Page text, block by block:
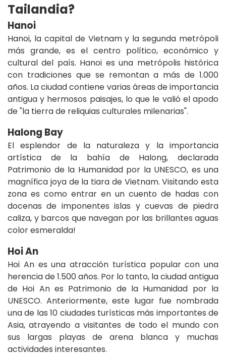
Tailandia?
Hanoi
Hanoi, la capital de Vietnam y la segunda metrópoli
más grande, es el centro político, económico y
cultural del país. Hanoi es una metrópolis histórica
con tradiciones que se remontan a más de 1.000
años. La ciudad contiene varias áreas de importancia
antigua y hermosos paisajes, lo que le valió el apodo
de "la tierra de reliquias culturales milenarias".
Halong Bay
El esplendor de la naturaleza y la importancia
artística de la bahía de Halong, declarada
Patrimonio de la Humanidad por la UNESCO, es una
magnífica joya de la tiara de Vietnam. Visitando esta
zona es como entrar en un cuento de hadas con
docenas de imponentes islas y cuevas de piedra
caliza, y barcos que navegan por las brillantes aguas
color esmeralda!
Hoi An
Hoi An es una atracción turística popular con una
herencia de 1.500 años. Por lo tanto, la ciudad antigua
de Hoi An es Patrimonio de la Humanidad por la
UNESCO. Anteriormente, este lugar fue nombrada
una de las 10 ciudades turísticas más importantes de
Asia, atrayendo a visitantes de todo el mundo con
sus largas playas de arena blanca y muchas
actividades interesantes.